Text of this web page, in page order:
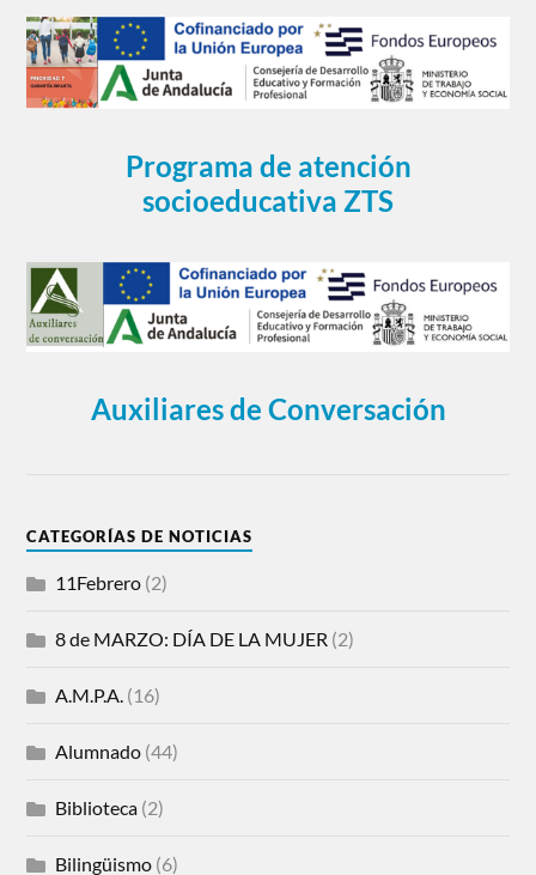
Programa de atención
socioeducativa ZTS
Auxiliares de Conversación
CATEGORÍAS DE NOTICIAS
11Febrero (2)
8 de MARZO: DÍA DE LA MUJER (2)
A.M.P.A. (16)
Alumnado (44)
Biblioteca (2)
Bilingüismo (6)